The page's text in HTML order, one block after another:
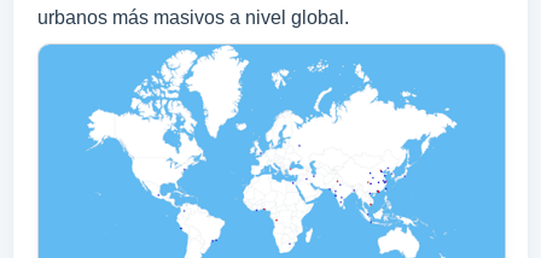
urbanos más masivos a nivel global.